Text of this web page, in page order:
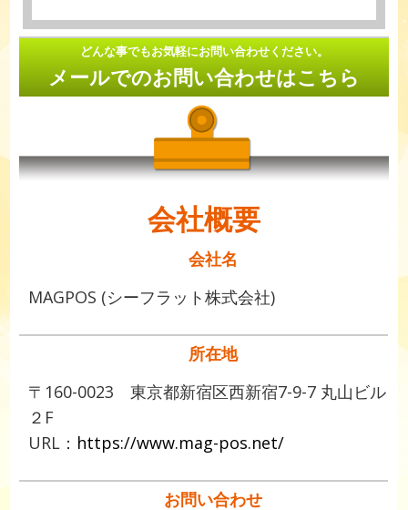
どんな事でもお気軽にお問い合わせください。
メールでのお問い合わせはこちら
会社概要
会社名
MAGPOS (シーフラット株式会社)
所在地
〒160-0023 東京都新宿区西新宿7-9-7 丸山ビル
２F
URL： https://www.mag-pos.net/
お問い合わせ